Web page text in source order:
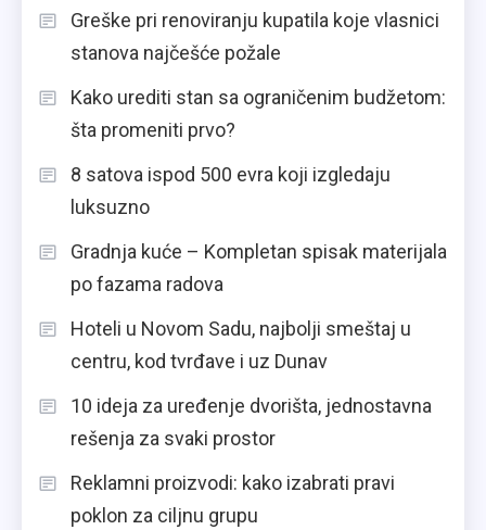
Greške pri renoviranju kupatila koje vlasnici
stanova najčešće požale
Kako urediti stan sa ograničenim budžetom:
šta promeniti prvo?
8 satova ispod 500 evra koji izgledaju
luksuzno
Gradnja kuće – Kompletan spisak materijala
po fazama radova
Hoteli u Novom Sadu, najbolji smeštaj u
centru, kod tvrđave i uz Dunav
10 ideja za uređenje dvorišta, jednostavna
rešenja za svaki prostor
Reklamni proizvodi: kako izabrati pravi
poklon za ciljnu grupu